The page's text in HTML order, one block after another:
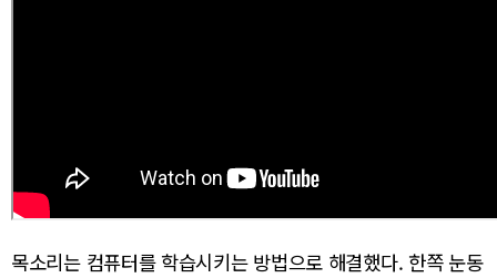
목소리는 컴퓨터를 학습시키는 방법으로 해결했다. 한쪽 눈동